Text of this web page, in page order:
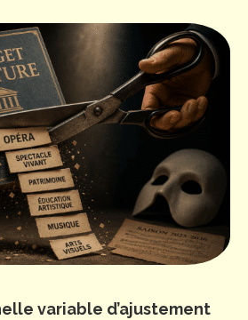
variable d’ajustement